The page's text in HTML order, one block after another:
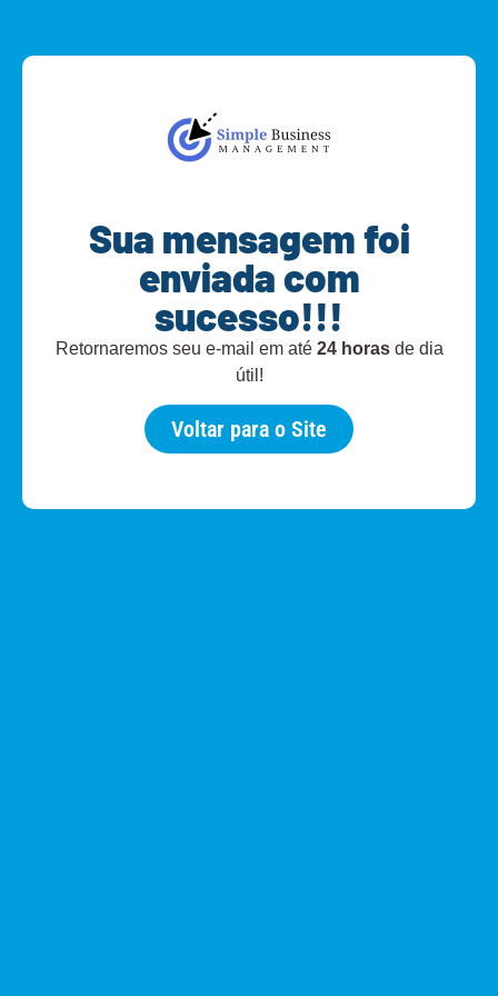
Sua mensagem foi
enviada com
sucesso!!!
Retornaremos seu e-mail em até 24 horasde dia
útil!
Voltar para o Site